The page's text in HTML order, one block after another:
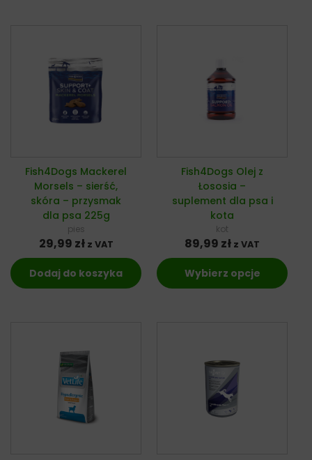
Fish4Dogs Mackerel
Morsels – sierść,
skóra – przysmak
dla psa 225g
pies
29,99 zł z VAT
Dodaj do koszyka
Fish4Dogs Olej z
Łososia –
suplement dla psa i
kota
kot
89,99 zł z VAT
Wybierz opcje